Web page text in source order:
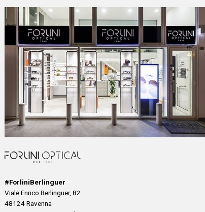
#ForliniBerlinguer
Viale Enrico Berlinguer, 82
48124 Ravenna